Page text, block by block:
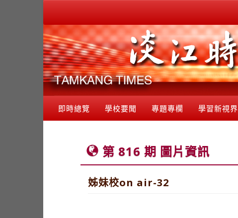
即時總覽 學校要聞 專題專欄 學習新視界
第 816 期 圖片資訊
姊妹校on air-32